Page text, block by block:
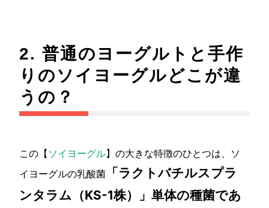
2. 普通のヨーグルトと手作
りのソイヨーグルどこが違
うの？
この【 ソイヨーグル】の大きな特徴のひとつは、ソ
イヨーグルの乳酸菌 「ラクトバチルスプラ
ンタラム（KS-1株）」単体の種菌であ